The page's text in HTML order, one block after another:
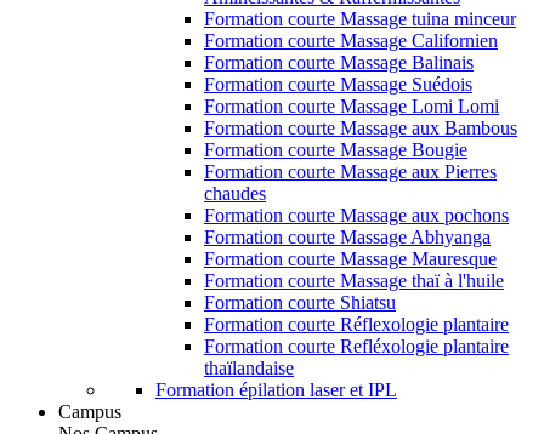
Formation courte Massage tuina minceur
Formation courte Massage Californien
Formation courte Massage Balinais
Formation courte Massage Suédois
Formation courte Massage Lomi Lomi
Formation courte Massage aux Bambous
Formation courte Massage Bougie
Formation courte Massage aux Pierres
chaudes
Formation courte Massage aux pochons
Formation courte Massage Abhyanga
Formation courte Massage Mauresque
Formation courte Massage thaï à l'huile
Formation courte Shiatsu
Formation courte Réflexologie plantaire
Formation courte Refléxologie plantaire
thaïlandaise
Formation épilation laser et IPL
Campus